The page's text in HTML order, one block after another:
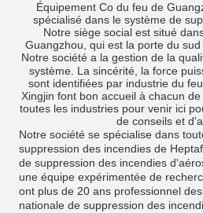
Équipement Co du feu de
spécialisé dans le système de
Notre siège social est situé
Guangzhou, qui est la porte du
Notre société a la gestion de la
système. La sincérité, la force
sont identifiées par industrie du
Xingjin font bon accueil à chacun
toutes les industries pour venir ici
de conseils et
Notre société se spécialise dans
suppression des incendies de
de suppression des incendies
une équipe expérimentée de
ont plus de 20 ans professionnel
nationale de suppression des